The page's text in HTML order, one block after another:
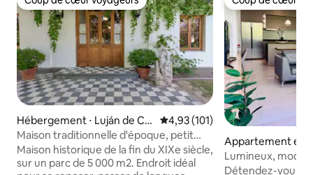
Coup de cœur voyageurs
Hébergement ⋅ Luján de Cu
yo
Évaluation moyenne sur la
4,93 (101)
Maison traditionnelle d'époque, petit
déjeuner en option
Maison historique de la fin du XIXe siècle,
sur un parc de 5 000 m2. Endroit idéal
Coup de cœur
Appartement en
⋅ Mendoza
Lumineux,
avec balcon et 2
Détendez-vous